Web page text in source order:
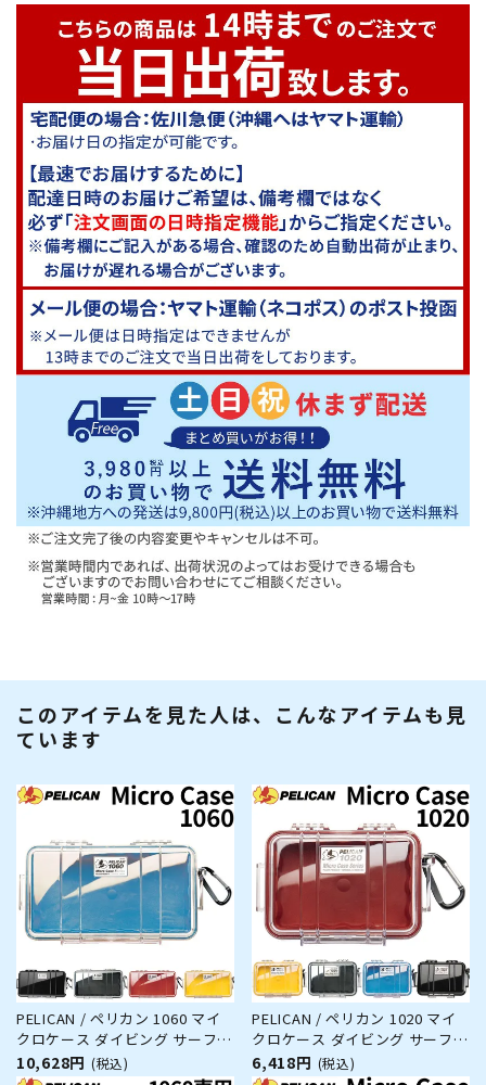
このアイテムを見た人は、こんなアイテムも見
ています
PELICAN / ペリカン 1060 マイ
クロケース ダイビング サーフィ
ン アウトドア キャンプ 釣り カ
メラ 精密機器 防水 防塵 耐衝撃
10,628円 (税込)
PELICAN / ペリカン 1020 マイ
クロケース ダイビング サーフィ
ン アウトドア キャンプ 釣り カ
メラ 精密機器 防水 防塵 耐衝撃
6,418円 (税込)